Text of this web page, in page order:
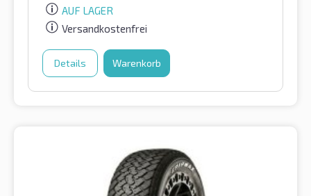
AUF LAGER
Versandkostenfrei
Details Warenkorb